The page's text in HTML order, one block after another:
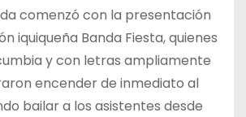
comenzó con la presentación
iquiqueña Banda Fiesta, quienes
y con letras ampliamente
encender de inmediato al
bailar a los asistentes desde